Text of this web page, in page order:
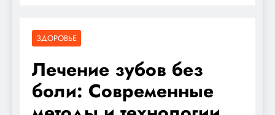
ЗДОРОВЬЕ
Лечение зубов без
боли: Современные